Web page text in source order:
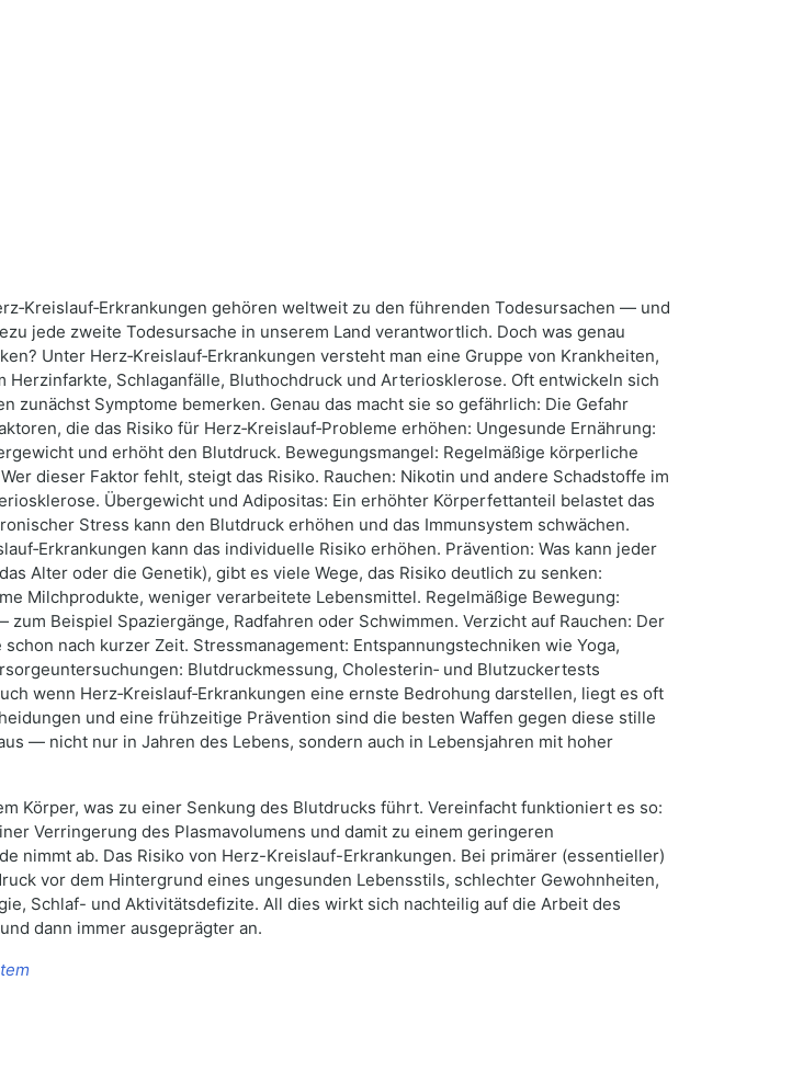
gehören weltweit zu den führenden Todesursachen — und
jede zweite Todesursache in unserem Land verantwortlich. Doch was genau
Unter Herz‑Kreislauf‑Erkrankungen versteht man eine Gruppe von Krankheiten,
Schlaganfälle, Bluthochdruck und Arteriosklerose. Oft entwickeln sich
Symptome bemerken. Genau das macht sie so gefährlich: Die Gefahr
die das Risiko für Herz‑Kreislauf‑Probleme erhöhen: Ungesunde Ernährung:
und erhöht den Blutdruck. Bewegungsmangel: Regelmäßige körperliche
dieser Faktor fehlt, steigt das Risiko. Rauchen: Nikotin und andere Schadstoffe im
Übergewicht und Adipositas: Ein erhöhter Körperfettanteil belastet das
Stress kann den Blutdruck erhöhen und das Immunsystem schwächen.
kann das individuelle Risiko erhöhen. Prävention: Was kann jeder
Alter oder die Genetik), gibt es viele Wege, das Risiko deutlich zu senken:
Milchprodukte, weniger verarbeitete Lebensmittel. Regelmäßige Bewegung:
Beispiel Spaziergänge, Radfahren oder Schwimmen. Verzicht auf Rauchen: Der
nach kurzer Zeit. Stressmanagement: Entspannungstechniken wie Yoga,
Blutdruckmessung, Cholesterin‑ und Blutzuckertests
wenn Herz‑Kreislauf‑Erkrankungen eine ernste Bedrohung darstellen, liegt es oft
und eine frühzeitige Prävention sind die besten Waffen gegen diese stille
— nicht nur in Jahren des Lebens, sondern auch in Lebensjahren mit hoher
Körper, was zu einer Senkung des Blutdrucks führt. Vereinfacht funktioniert es so:
Verringerung des Plasmavolumens und damit zu einem geringeren
ab. Das Risiko von Herz-Kreislauf-Erkrankungen. Bei primärer (essentieller)
vor dem Hintergrund eines ungesunden Lebensstils, schlechter Gewohnheiten,
Schlaf- und Aktivitätsdefizite. All dies wirkt sich nachteilig auf die Arbeit des
dann immer ausgeprägter an.